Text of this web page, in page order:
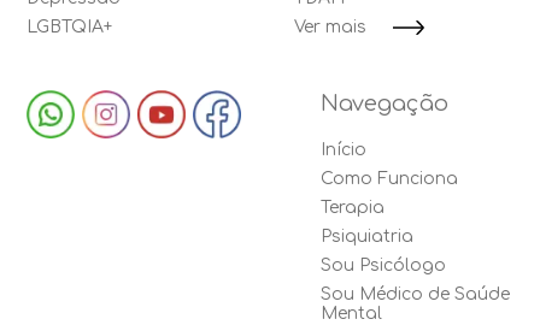
LGBTQIA+
Ver mais
Navegação
Início
Como Funciona
Terapia
Psiquiatria
Sou Psicólogo
Sou Médico de Saúde
Mental